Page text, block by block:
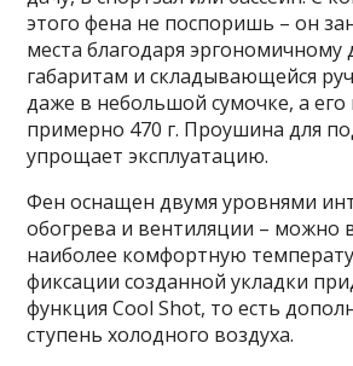
этого фена не поспоришь – он
места благодаря
габаритам и складывающейся
даже в небольшой сумочке, а его
примерно 470 г. Проушина для
упрощает эксплуатацию.
Фен оснащен двумя уровнями
обогрева и вентиляции – можно
наиболее комфортную
фиксации созданной укладки
функция Cool Shot, то есть
ступень холодного воздуха.